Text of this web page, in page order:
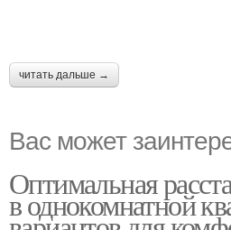
читать дальше →
Вас может
Оптимальная
в однокомнатной